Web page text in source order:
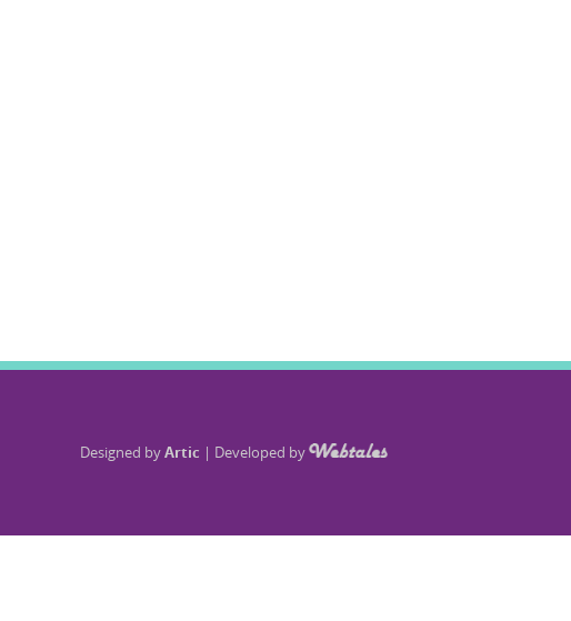
Designed byArtic | Developed by